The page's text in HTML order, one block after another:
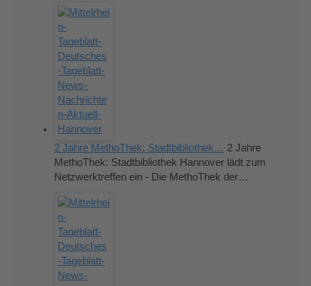
2 Jahre MethoThek: Stadtbibliothek… 2 Jahre
MethoThek: Stadtbibliothek Hannover lädt zum
Netzwerktreffen ein - Die MethoThek der…